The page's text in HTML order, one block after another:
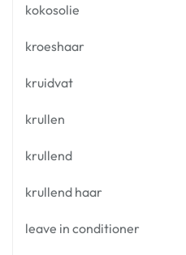
kokosolie
kroeshaar
kruidvat
krullen
krullend
krullend haar
leave in conditioner